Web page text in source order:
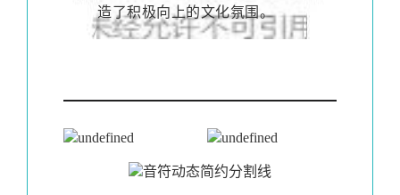
造了积极向上的文化氛围。